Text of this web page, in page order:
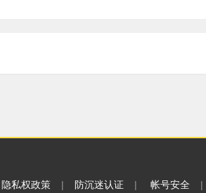
隐私权政策 | 防沉迷认证 | 帐号安全 |